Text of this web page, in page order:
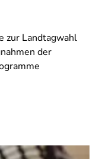
zur Landtagwahl
der